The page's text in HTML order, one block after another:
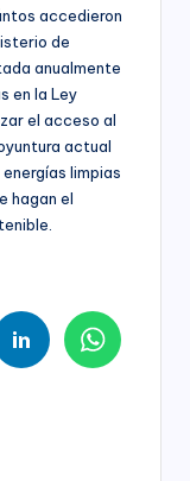
accedieron
de
anualmente
en la Ley
el acceso al
actual
limpias
hagan el